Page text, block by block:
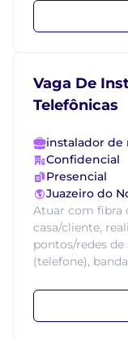
Vaga De
Telefônicas
instalador de
Confidencial
Presencial
Juazeiro do
Atuar com fibra
casa/cliente,
pontos/redes
(telefone),